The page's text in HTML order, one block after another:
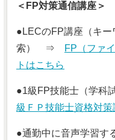
＜FP対策通信講座＞
●LECのFP講座（キ
索） ⇒
FP（ファ
トはこちら
●1級FP技能士（学
級ＦＰ技能士資格対策
●通勤中に音声学習